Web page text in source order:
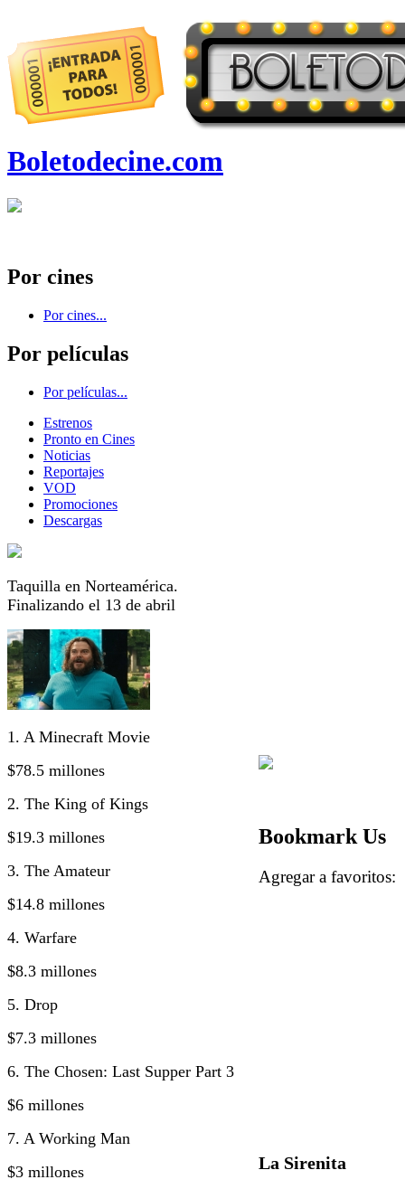
Boletodecine.com
Por cines
Por cines...
Por películas
Por películas...
Estrenos
Pronto en Cines
Noticias
Reportajes
VOD
Promociones
Descargas
Taquilla en Norteamérica.
Finalizando el 13 de abril
1. A Minecraft Movie
$78.5 millones
2. The King of Kings
$19.3 millones
3. The Amateur
$14.8 millones
4. Warfare
$8.3 millones
5. Drop
$7.3 millones
6. The Chosen: Last Supper Part 3
$6 millones
7. A Working Man
$3 millones
Bookmark Us
Agregar a
La Sirenita